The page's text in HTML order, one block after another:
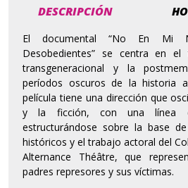
DESCRIPCIÓN
El documental “No En Mi
Desobedientes” se centra en
transgeneracional y la
períodos oscuros de la historia
película tiene una dirección que
y la ficción, con una línea
estructurándose sobre la base
históricos y el trabajo actoral del
Alternance Théâtre, que
padres represores y sus víctimas.